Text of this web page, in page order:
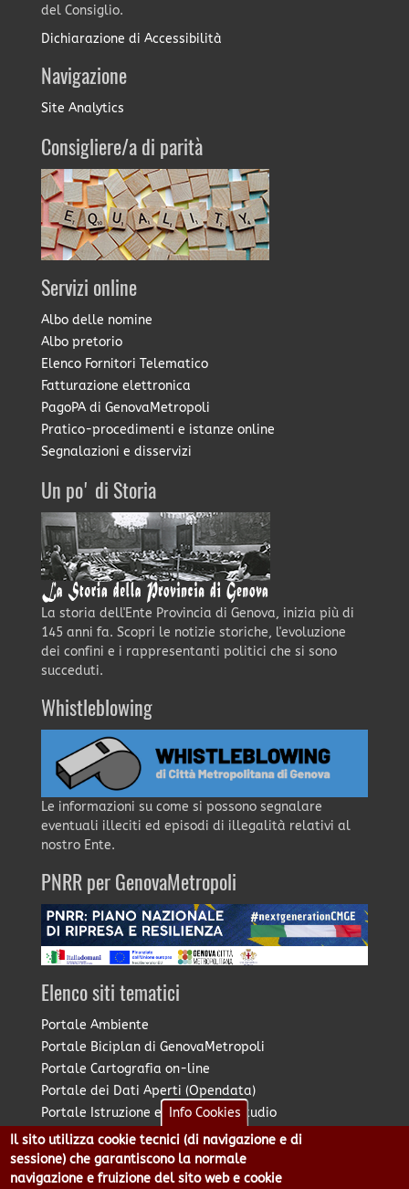
del Consiglio.
Dichiarazione di Accessibilità
Navigazione
Site Analytics
Consigliere/a di parità
Servizi online
Albo delle nomine
Albo pretorio
Elenco Fornitori Telematico
Fatturazione elettronica
PagoPA di GenovaMetropoli
Pratico-procedimenti e istanze online
Segnalazioni e disservizi
Un po' di Storia
La storia dell'Ente Provincia di Genova, inizia più di
145 anni fa. Scopri le notizie storiche, l'evoluzione
dei confini e i rappresentanti politici che si sono
succeduti.
Whistleblowing
Le informazioni su come si possono segnalare
eventuali illeciti ed episodi di illegalità relativi al
nostro Ente.
PNRR per GenovaMetropoli
Elenco siti tematici
Portale Ambiente
Portale Biciplan di GenovaMetropoli
Portale Cartografia on-line
Portale dei Dati Aperti (Opendata)
Portale Istruzione e Diritto allo Studio
Portale Marketing Territoriale
Portale Piano Strategico Metropolitano
Portale PUMS di GenovaMetropoli
Info Cookies
Il sito utilizza cookie tecnici (di navigazione e di
sessione) che garantiscono la normale
navigazione e fruizione del sito web e cookie